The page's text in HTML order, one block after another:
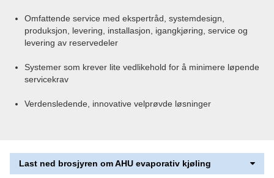
Omfattende service med ekspertråd, systemdesign,
produksjon, levering, installasjon, igangkjøring, service og
levering av reservedeler
Systemer som krever lite vedlikehold for å minimere løpende
servicekrav
Verdensledende, innovative velprøvde løsninger
Last ned brosjyren om AHU evaporativ kjøling